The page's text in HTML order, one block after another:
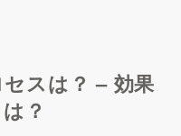
スは？ – 効果
？